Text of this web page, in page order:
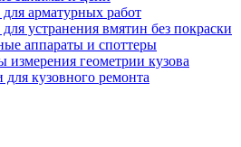
арматурных работ
устранения вмятин без покраски
аппараты и споттеры
измерения геометрии кузова
для кузовного ремонта